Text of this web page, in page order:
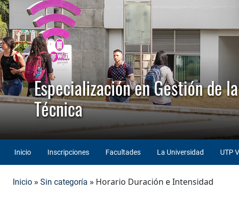
Especialización en Gestión de
Técnica
Inicio Inscripciones Facultades La Universidad UTP
Inicio » Sin categoría » Horario Duración e Intensidad